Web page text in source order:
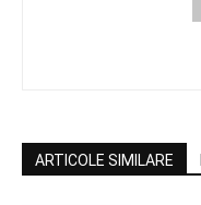
ARTICOLE SIMILARE